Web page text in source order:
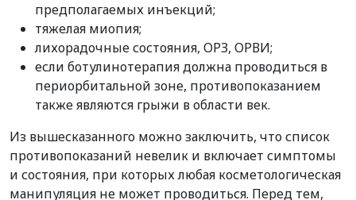
предполагаемых инъекций;
тяжелая миопия;
лихорадочные состояния, ОРЗ, ОРВИ;
если ботулинотерапия должна проводиться в
периорбитальной зоне, противопоказанием
также являются грыжи в области век.
Из вышесказанного можно заключить, что список
противопоказаний невелик и включает симптомы
и состояния, при которых любая косметологическая
манипуляция не может проводиться. Перед тем,